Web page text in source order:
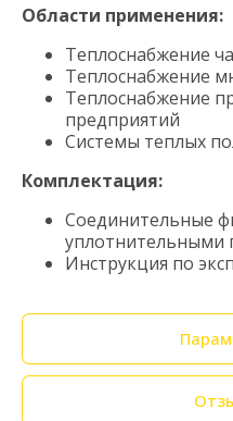
Области применения:
Теплоснабжение
Теплоснабжение
Теплоснабжение
предприятий
Системы теплых
Комплектация:
Соединительные
уплотнительными
Инструкция по